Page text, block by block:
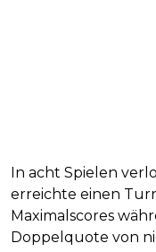
In acht Spielen
erreichte einen
Maximalscores
Doppelquote von